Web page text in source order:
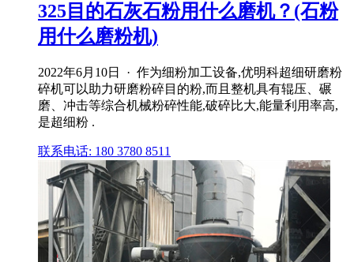
325目的石灰石粉用什么磨机？(石粉
用什么磨粉机)
2022年6月10日 · 作为细粉加工设备,优明科超细研磨粉
碎机可以助力研磨粉碎目的粉,而且整机具有辊压、碾
磨、冲击等综合机械粉碎性能,破碎比大,能量利用率高,
是超细粉 .
联系电话: 180 3780 8511